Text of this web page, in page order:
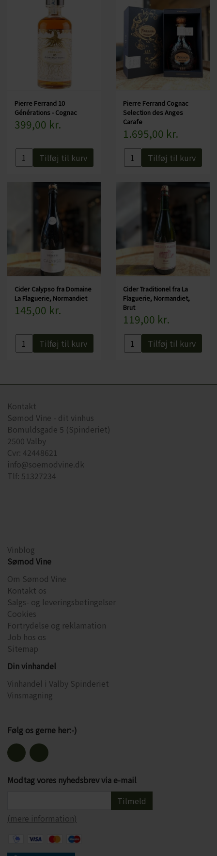
Pierre Ferrand 10
Générations - Cognac
399,00 kr.
Tilføj til kurv
Pierre Ferrand Cognac
Selection des Anges
Carafe
1.695,00 kr.
Tilføj til kurv
Cider Calypso fra Domaine
La Flaguerie, Normandiet
145,00 kr.
Tilføj til kurv
Cider Traditionel fra La
Flaguerie, Normandiet,
Brut
119,00 kr.
Tilføj til kurv
Kontakt
Sømod Vine - dit vinhus
Bomuldsgade 5 (Spinderiet)
2500 Valby
Cvr: 42448621
info@soemodvine.dk
Tlf: 51327234
Vinblog
Sømod Vine
Om Sømod Vine
Kontakt os
Salgs- og leveringsbetingelser
Cookies
Fortrydelse og reklamation
Job hos os
Sitemap
Din vinhandel
Vinhandel i Valby Spinderiet
Vinsmagning
Følg os gerne her:-)
Modtag vores nyhedsbrev via e-mail
Tilmeld
(mere information)